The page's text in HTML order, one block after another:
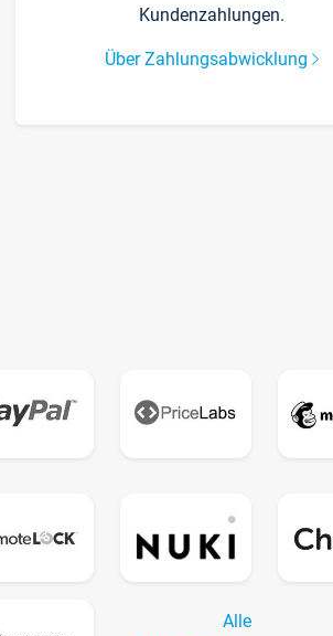
Kundenzahlungen.
Über Zahlungsabwicklung
Alle